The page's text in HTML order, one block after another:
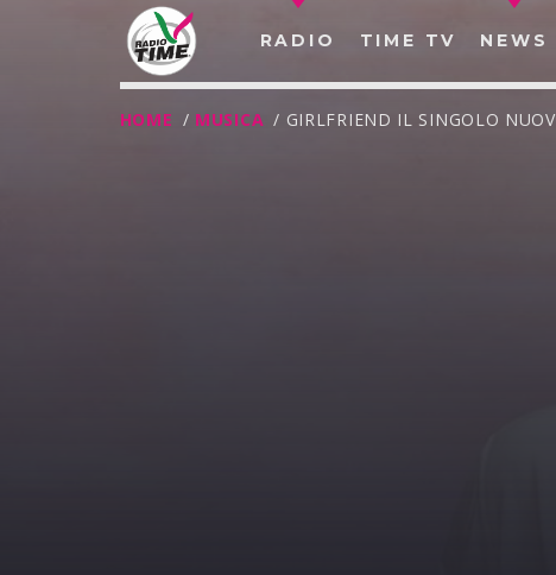
RADIO TIME TV NEWS
HOME / MUSICA / GIRLFRIEND IL SINGOLO